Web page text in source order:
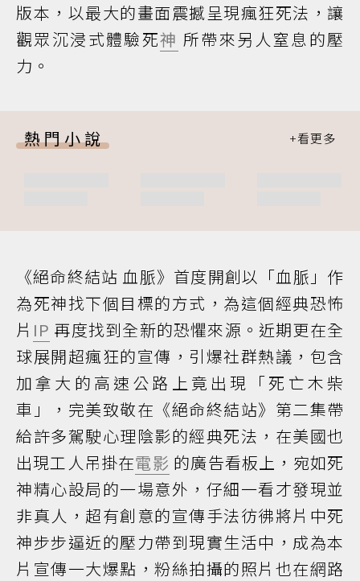
版本，以最大的畫面震撼呈現瘋狂死法，讓
觀眾沉浸式體驗死神 所帶來另人窒息的壓
力。
熱門小說
《絕命終結站 血脈》首度開創以「血脈」作
為死神找下個目標的方式，為這個經典恐怖
片 IP 再度找到全新的恐懼來源。近期更在全
球展開超瘋狂的宣傳，引爆社群熱議，包含
加拿大的高速公路上竟出現「死亡木柴
車」，完美致敬在《絕命終結站》第二集帶
給許多駕駛心理陰影的經典死法，在美國也
出現工人吊掛在電影 的廣告看板上，宛如死
神精心設局的一場意外，仔細一看才發現並
非真人，超有創意的宣傳手法彷彿將片中死
神步步逼近的壓力帶到現實生活中，成為本
片宣傳一大爆點，粉絲拍攝的照片也在網路